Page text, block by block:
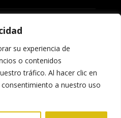
su experiencia de
o contenidos
tráfico. Al hacer clic en
a nuestro uso
© Massage Tantra Center